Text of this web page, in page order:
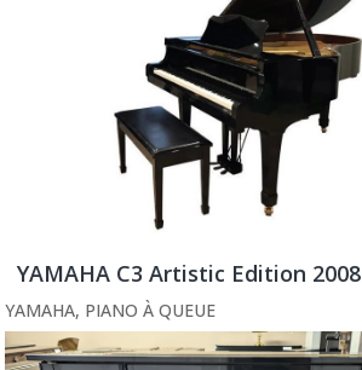
YAMAHA C3 Artistic Edition 2008
YAMAHA, PIANO À QUEUE